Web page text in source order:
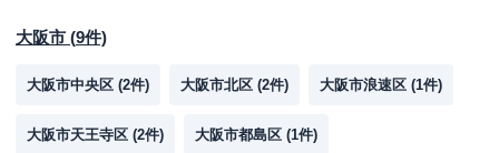
大阪市 (9件)
大阪市中央区 (2件) 大阪市北区 (2件) 大阪市浪速区 (1件)
大阪市天王寺区 (2件) 大阪市都島区 (1件)